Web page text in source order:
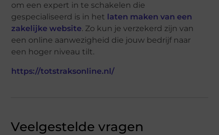
om een expert in te schakelen die
gespecialiseerd is in het laten maken van een
zakelijke website. Zo kun je verzekerd zijn van
een online aanwezigheid die jouw bedrijf naar
een hoger niveau tilt.
https://totstraksonline.nl/
Veelgestelde vragen